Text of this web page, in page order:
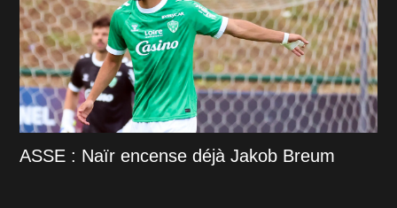
ASSE : Naïr encense déjà Jakob Breum